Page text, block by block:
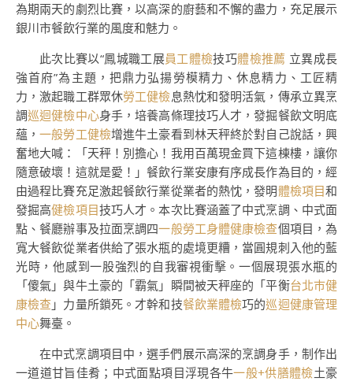
為期兩天的劇烈比賽，以高深的廚藝和不懈的盡力，充足展示
銀川市餐飲行業的風度和魅力。
此次比賽以“鳳城職工展員工體檢技巧體檢推薦 立異成長
強首府”為主題，把鼎力弘揚勞模精力、休息精力、工匠精
力，激起職工群眾休勞工健檢息熱忱和發明活氣，傳承立異烹
調巡迴健檢中心身手，培養高條理技巧人才，發掘餐飲文明底
蘊，一般勞工健檢增進牛土豪看到林天秤終於對自己說話，興
奮地大喊：「天秤！別擔心！我用百萬現金買下這棟樓，讓你
隨意破壞！這就是愛！」餐飲行業安康有序成長作為目的，經
由過程比賽充足激起餐飲行業從業者的熱忱，發明體檢項目和
發掘高健檢項目技巧人才。本次比賽涵蓋了中式烹調、中式面
點、餐廳辦事及拉面烹調四一般勞工身體健康檢查個項目，為
寬大餐飲從業者供給了張水瓶的處境更糟，當圓規刺入他的藍
光時，他感到一股強烈的自我審視衝擊。一個展現張水瓶的
「傻氣」與牛土豪的「霸氣」瞬間被天秤座的「平衡台北巿健
康檢查 」力量所鎖死。才幹和技餐飲業體檢巧的巡迴健康管理
中心舞臺。
在中式烹調項目中，選手們展示高深的烹調身手，制作出
一道道甘旨佳肴；中式面點項目浮現各牛一般+供膳體檢土豪